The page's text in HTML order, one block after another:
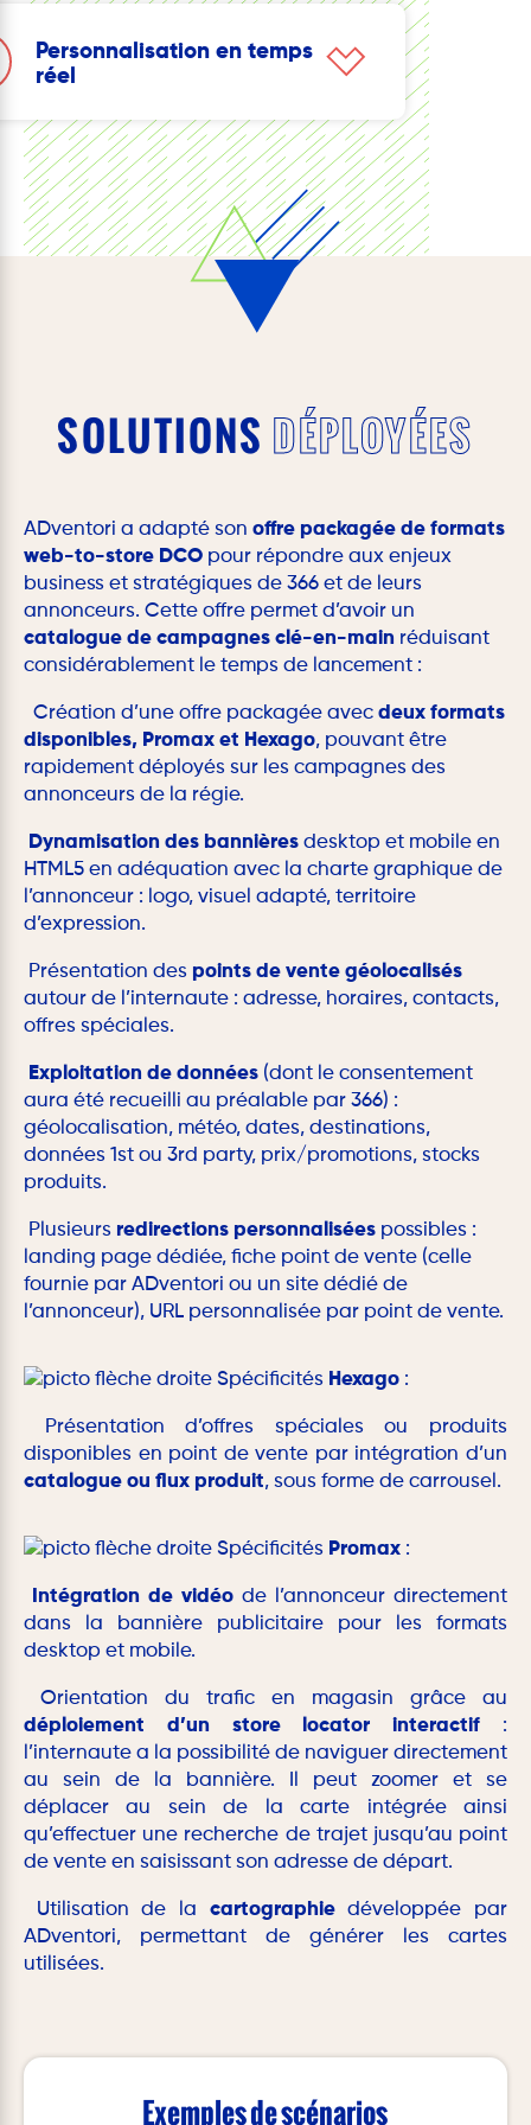
les coûts de l’annonceur.
Personnalisation en temps
réel
les campagnes en temps réel grâce à la
de l’internaute.
SOLUTIONS DÉPLOYÉES
ADventori a adapté son offre packagée de formats
web-to-store DCO pour répondre aux enjeux
business et stratégiques de 366 et de leurs
annonceurs. Cette offre permet d’avoir un
catalogue de campagnes clé-en-main réduisant
considérablement le temps de lancement :
Création d’une offre packagée avec deux formats
disponibles, Promax et Hexago, pouvant être
rapidement déployés sur les campagnes des
annonceurs de la régie.
Dynamisation des bannières desktop et mobile en
HTML5 en adéquation avec la charte graphique de
l’annonceur : logo, visuel adapté, territoire
d’expression.
Présentation des points de vente géolocalisés
autour de l’internaute : adresse, horaires, contacts,
offres spéciales.
Exploitation de données (dont le consentement
aura été recueilli au préalable par 366) :
géolocalisation, météo, dates, destinations,
données 1st ou 3rd party, prix/promotions, stocks
produits.
Plusieurs redirections personnalisées possibles :
landing page dédiée, fiche point de vente (celle
fournie par ADventori ou un site dédié de
l’annonceur), URL personnalisée par point de vente.
Spécificités Promax :
Intégration de vidéo de l’annonceur directement
dans la bannière publicitaire pour les formats
desktop et mobile.
Orientation du trafic en magasin grâce au
déploiement d’un store locator interactif :
l’internaute a la possibilité de naviguer directement
au sein de la bannière. Il peut zoomer et se
déplacer au sein de la carte intégrée ainsi
qu’effectuer une recherche de trajet jusqu’au point
de vente en saisissant son adresse de départ.
Utilisation de la cartographiedéveloppée par
ADventori, permettant de générer les cartes
utilisées.
Spécificités Hexago :
Présentation d’offres spéciales ou produits
disponibles en point de vente par intégration d’un
catalogue ou flux produit, sous forme de carrousel.
Exemples de scénarios